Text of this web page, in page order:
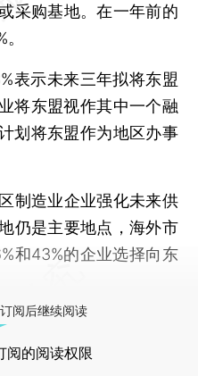
采购基地。在一年前的
示未来三年拟将东盟
将东盟视作其中一个融
划将东盟作为地区办事
造业企业强化未来供
仍是主要地点，海外市
和43%的企业选择向东
阅后继续阅读
阅的阅读权限